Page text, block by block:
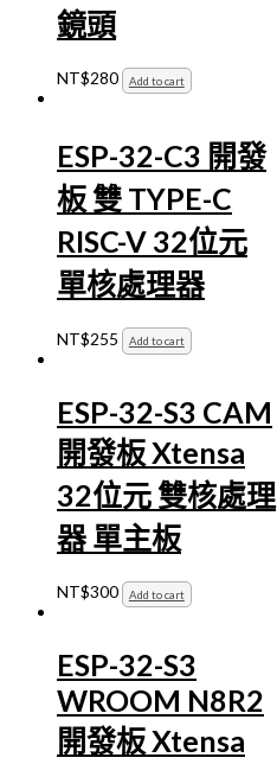
鏡頭
NT$280 Add to cart
ESP-32-C3 開發
板 雙 TYPE-C
RISC-V 32位元
單核處理器
NT$255 Add to cart
ESP-32-S3 CAM
開發板 Xtensa
32位元 雙核處理
器 單主板
NT$300 Add to cart
ESP-32-S3
WROOM N8R2
開發板 Xtensa